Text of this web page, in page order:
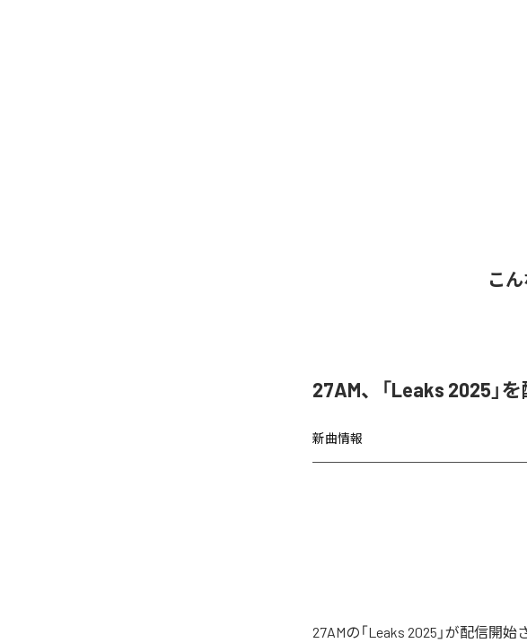
こ
27AM、「Leaks 2025」
新曲情報
27AMの「Leaks 2025」が配信開